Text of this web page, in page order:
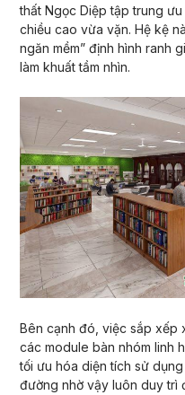
thất Ngọc Diệp tập trung
chiều cao vừa vặn. Hệ kệ
ngăn mềm” định hình ranh
làm khuất tầm nhìn.
Bên cạnh đó, việc sắp xếp
các module bàn nhóm linh
tối ưu hóa diện tích sử
đường nhờ vậy luôn duy trì